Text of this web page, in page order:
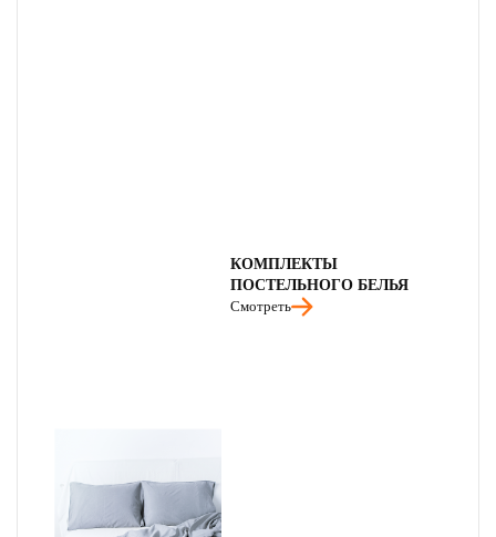
КОМПЛЕКТЫ
ПОСТЕЛЬНОГО БЕЛЬЯ
Смотреть